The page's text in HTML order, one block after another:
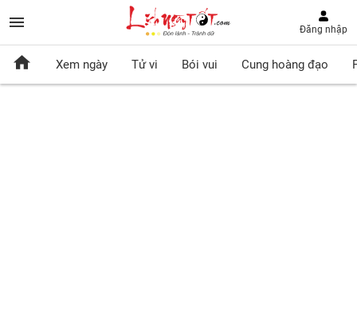
Đăng nhập
Xem ngày Tử vi Bói vui Cung hoàng đạo